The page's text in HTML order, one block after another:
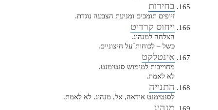
בחירות
זיופים תומכים ומניעת הצבעה נוגדת.
ייחוס קרדיט
הצלחה למנהיג.
כשל – לכוחות־על חיצוניים.
אינטלקט
מחוייבות למימוש סנטימנט.
לא לאמת.
התנייה
לסנטימנט אידאה, אל, מנהיג. לא לאמת.
מנהיג